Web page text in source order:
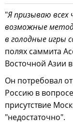
"Я призываю всех
возможные
в голодные игры
полях саммита
Восточной Азии
Он потребовал
Россию в
присутствие
"недостаточно".